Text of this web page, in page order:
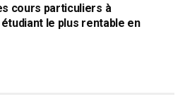
cours particuliers à
le plus rentable en